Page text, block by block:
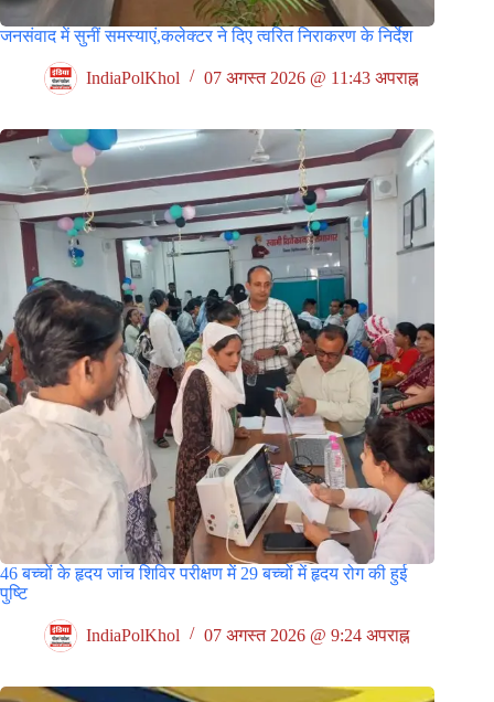
जनसंवाद में सुनीं समस्याएं,कलेक्टर ने दिए त्वरित निराकरण के निर्देश
IndiaPolKhol 07 अगस्त 2026 @ 11:43 अपराह्न
46 बच्चों के हृदय जांच शिविर परीक्षण में 29 बच्चों में हृदय रोग की हुई
पुष्टि
IndiaPolKhol 07 अगस्त 2026 @ 9:24 अपराह्न